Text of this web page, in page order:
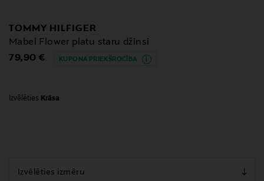
TOMMY HILFIGER
Mabel Flower platu staru džinsi
Original Price
79,90 € KUPONA PRIEKŠROCĪBA
Izvēlēties Krāsa